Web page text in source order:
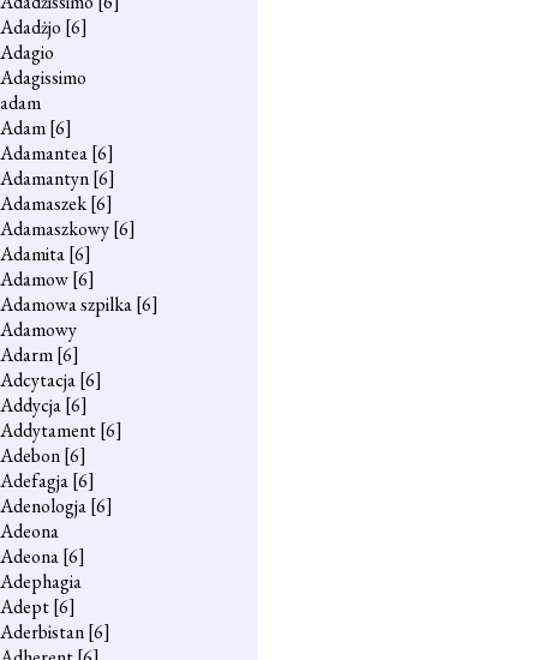
Adadżjo [6]
Adagio
Adagissimo
adam
Adam[6]
Adamantea[6]
Adamantyn[6]
Adamaszek[6]
Adamaszkowy[6]
Adamita[6]
Adamow[6]
Adamowa szpilka[6]
Adamowy
Adarm[6]
Adcytacja[6]
Addycja[6]
Addytament[6]
Adebon[6]
Adefagja[6]
Adenologja[6]
Adeona
Adeona[6]
Adephagia
Adept[6]
Aderbistan[6]